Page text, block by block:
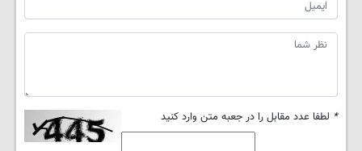
* لطفا عدد مقابل را در جعبه متن وارد کنید